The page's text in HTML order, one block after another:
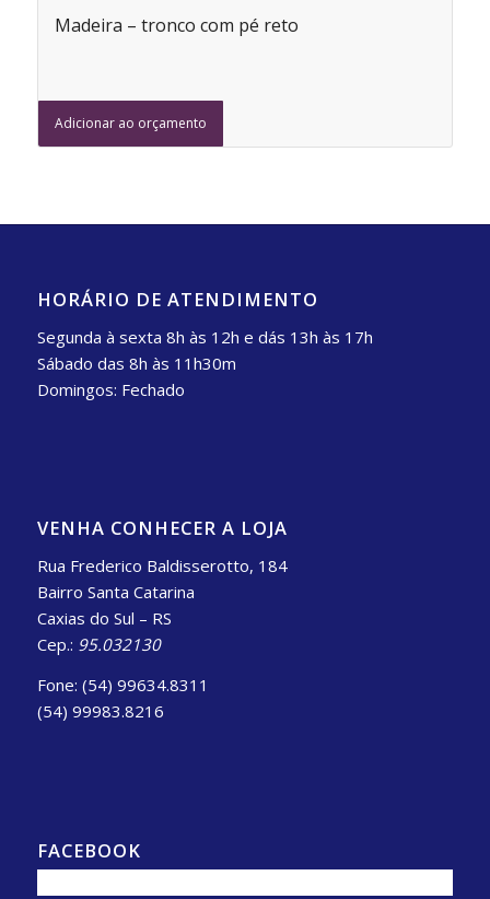
Madeira – tronco com pé reto
Adicionar ao orçamento
HORÁRIO DE ATENDIMENTO
Segunda à sexta 8h às 12h e dás 13h às 17h
Sábado das 8h às 11h30m
Domingos: Fechado
VENHA CONHECER A LOJA
Rua Frederico Baldisserotto, 184
Bairro Santa Catarina
Caxias do Sul – RS
Cep.: 95.032130
Fone: (54) 99634.8311
(54) 99983.8216
FACEBOOK